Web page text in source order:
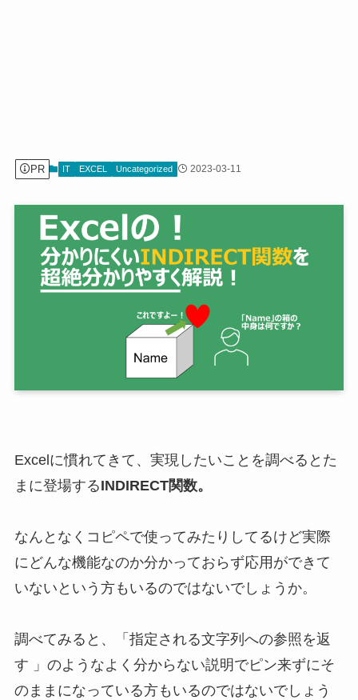
PR IT EXCEL Uncategorized 2023-03-11
Excelに慣れてきて、実現したいことを調べるとた
まに登場するINDIRECT関数。
なんとなくコピペで使ってみたりしてるけど実際
にどんな機能なのか分かっておらず応用ができて
いないという方もいるのではないでしょうか。
調べてみると、「指定される文字列への参照を返
す 」のようなよく分からない説明でピン来ずにそ
のままになっている方もいるのではないでしょう